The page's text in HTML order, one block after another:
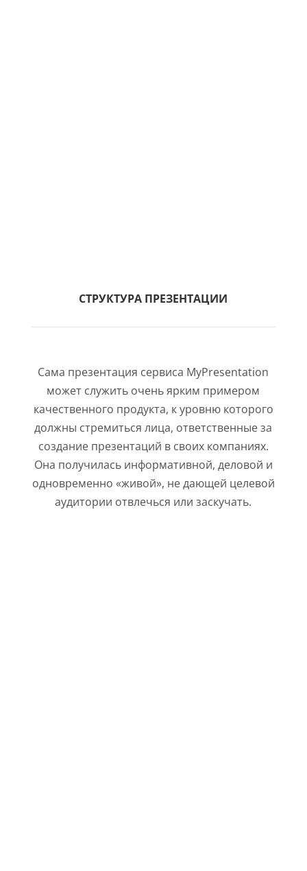
СТРУКТУРА ПРЕЗЕНТАЦИИ
Сама презентация сервиса MyPresentation
может служить очень ярким примером
качественного продукта, к уровню которого
должны стремиться лица, ответственные за
создание презентаций в своих компаниях.
Она получилась информативной, деловой и
одновременно «живой», не дающей целевой
аудитории отвлечься или заскучать.